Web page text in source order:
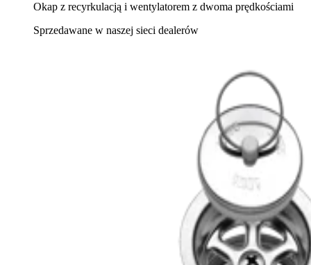
Okap z recyrkulacją i wentylatorem z dwoma prędkościami
Sprzedawane w naszej sieci dealerów